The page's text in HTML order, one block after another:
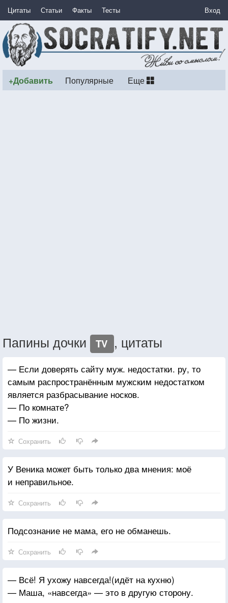
Цитаты Статьи Факты Тесты Вход
+Добавить Популярные Еще
Папины дочки TV , цитаты
— Если доверять сайту муж. недостатки. ру, то
самым распространённым мужским недостатком
является разбрасывание носков.
— По комнате?
— По жизни.
Сохранить
У Веника может быть только два мнения: моё
и неправильное.
Сохранить
Подсознание не мама, его не обманешь.
Сохранить
— Всё! Я ухожу навсегда!(идёт на кухню)
— Маша, «навсегда» — это в другую сторону.